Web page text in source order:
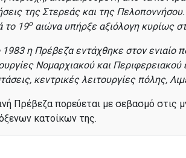
της Στερεάς και της
το 19οαιώνα υπήρξε αξιόλογη κυρίως
η Πρέβεζα εντάχθηκε στον ενιαίο
Νομαρχιακού και
κεντρικές λειτουργίες πόλης,
Πρέβεζα πορεύεται με σεβασμό στις
κατοίκων της.